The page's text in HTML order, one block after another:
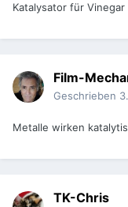
Katalysator für Vinegar
Film-
Geschrieben
Metalle wirken
TK-Chris